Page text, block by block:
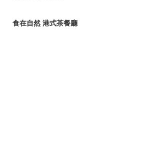
食在自然 港式茶餐廳